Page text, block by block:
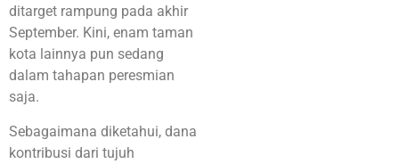
ditarget rampung pada akhir
September. Kini, enam taman
kota lainnya pun sedang
dalam tahapan peresmian
saja.
Sebagaimana diketahui, dana
kontribusi dari tujuh